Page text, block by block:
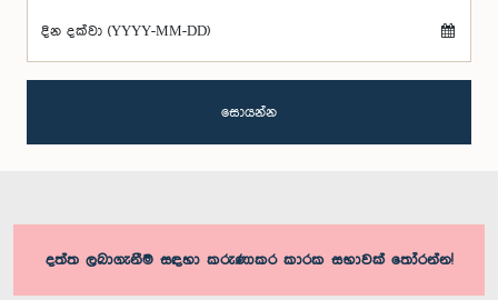
දින දක්වා (YYYY-MM-DD)
සොයන්න
දත්ත ලබාගැනීම සඳහා කරුණාකර කාරක සභාවක් තෝරන්න!